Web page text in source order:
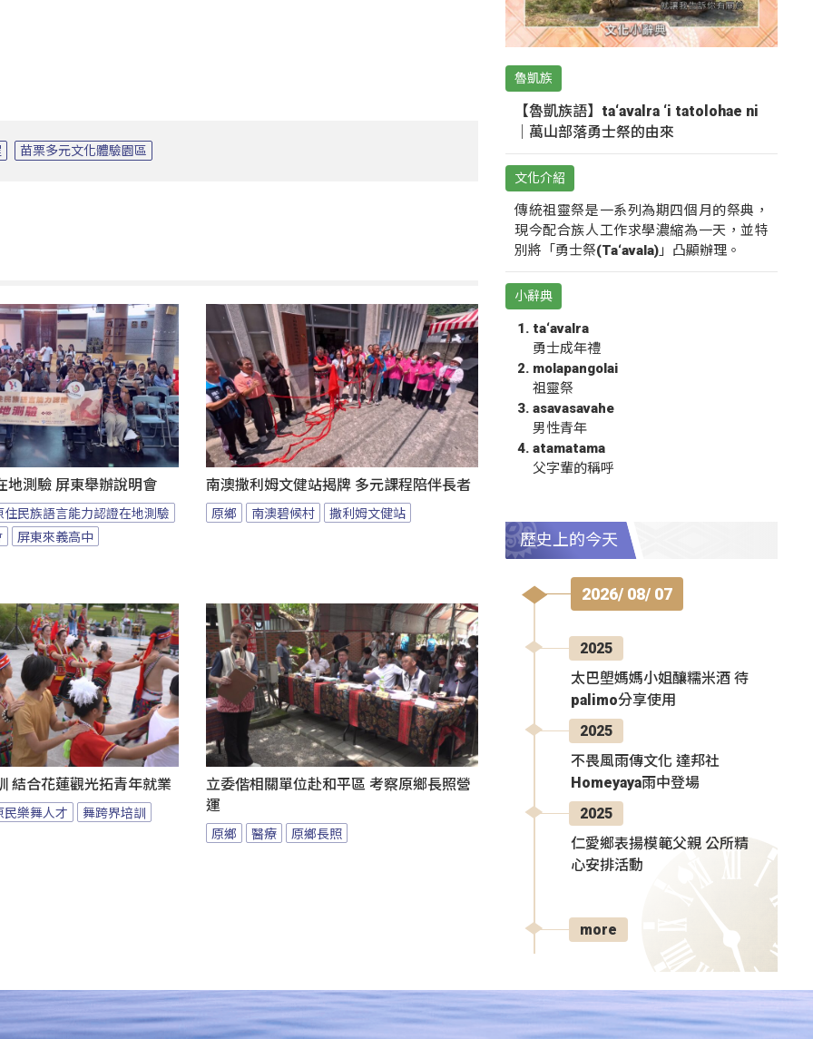
苗栗多元文化體驗園區
地測驗 屏東舉辦說明會
住民族語言能力認證在地測驗
屏東來義高中
南澳撒利姆文健站揭牌 多元課程陪伴長者
原鄉 南澳碧候村 撒利姆文健站
結合花蓮觀光拓青年就業
民樂舞人才 舞跨界培訓
立委偕相關單位赴和平區 考察原鄉長照營
運
原鄉 醫療 原鄉長照
魯凱族
【魯凱族語】ta‘avalra ‘i tatolohae ni
｜萬山部落勇士祭的由來
文化介紹
傳統祖靈祭是一系列為期四個月的祭典，
現今配合族人工作求學濃縮為一天，並特
別將「勇士祭(Ta‘avala)」凸顯辦理。
小辭典
ta‘avalra
勇士成年禮
molapangolai
祖靈祭
asavasavahe
男性青年
atamatama
父字輩的稱呼
歷史上的今天
2026/ 08/ 07
2025
太巴塱媽媽小姐釀糯米酒 待
palimo分享使用
2025
不畏風雨傳文化 達邦社
Homeyaya雨中登場
2025
仁愛鄉表揚模範父親 公所精
心安排活動
more